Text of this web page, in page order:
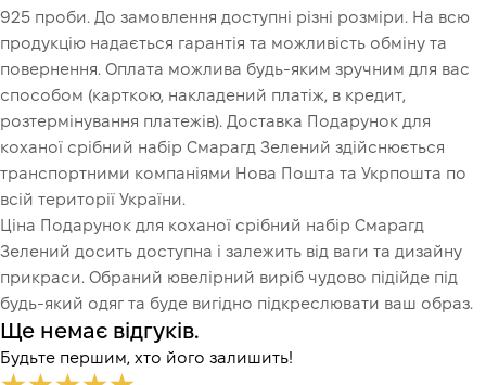
925 проби. До замовлення доступні різні розміри. На всю
продукцію надається гарантія та можливість обміну та
повернення. Оплата можлива будь-яким зручним для вас
способом (карткою, накладений платіж, в кредит,
розтермінування платежів). Доставка Подарунок для
коханої срібний набір Смарагд Зелений здійснюється
транспортними компаніями Нова Пошта та Укрпошта по
всій території України.
Ціна Подарунок для коханої срібний набір Смарагд
Зелений досить доступна і залежить від ваги та дизайну
прикраси. Обраний ювелірний виріб чудово підійде під
будь-який одяг та буде вигідно підкреслювати ваш образ.
Ще немає відгуків.
Будьте першим, хто його залишить!